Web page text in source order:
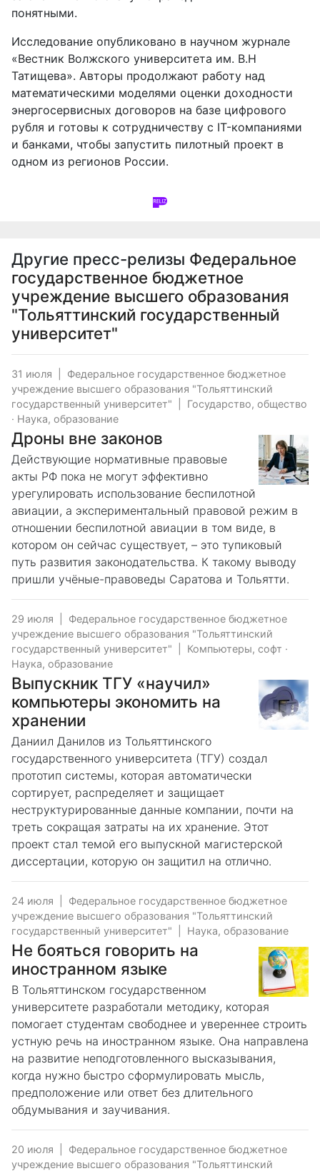
понятными.
Исследование опубликовано в научном журнале
«Вестник Волжского университета им. В.Н
Татищева». Авторы продолжают работу над
математическими моделями оценки доходности
энергосервисных договоров на базе цифрового
рубля и готовы к сотрудничеству с IT-компаниями
и банками, чтобы запустить пилотный проект в
одном из регионов России.
Другие пресс-релизы Федеральное
государственное бюджетное
учреждение высшего образования
"Тольяттинский государственный
университет"
31 июля
Федеральное государственное бюджетное
учреждение высшего образования "Тольяттинский
государственный университет"
Государство, общество
· Наука, образование
Дроны вне законов
Действующие нормативные правовые
акты РФ пока не могут эффективно
урегулировать использование беспилотной
авиации, а экспериментальный правовой режим в
отношении беспилотной авиации в том виде, в
котором он сейчас существует, – это тупиковый
путь развития законодательства. К такому выводу
пришли учёные-правоведы Саратова и Тольятти.
29 июля
Федеральное государственное бюджетное
учреждение высшего образования "Тольяттинский
государственный университет"
Компьютеры, софт ·
Наука, образование
Выпускник ТГУ «научил»
компьютеры экономить на
хранении
Даниил Данилов из Тольяттинского
государственного университета (ТГУ) создал
прототип системы, которая автоматически
сортирует, распределяет и защищает
неструктурированные данные компании, почти на
треть сокращая затраты на их хранение. Этот
проект стал темой его выпускной магистерской
диссертации, которую он защитил на отлично.
24 июля
Федеральное государственное бюджетное
учреждение высшего образования "Тольяттинский
государственный университет"
Наука, образование
Не бояться говорить на
иностранном языке
В Тольяттинском государственном
университете разработали методику, которая
помогает студентам свободнее и увереннее строить
устную речь на иностранном языке. Она направлена
на развитие неподготовленного высказывания,
когда нужно быстро сформулировать мысль,
предположение или ответ без длительного
обдумывания и заучивания.
20 июля
Федеральное государственное бюджетное
учреждение высшего образования "Тольяттинский